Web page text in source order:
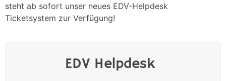
steht ab sofort unser neues EDV-Helpdesk
Ticketsystem zur Verfügung!
EDV Helpdesk